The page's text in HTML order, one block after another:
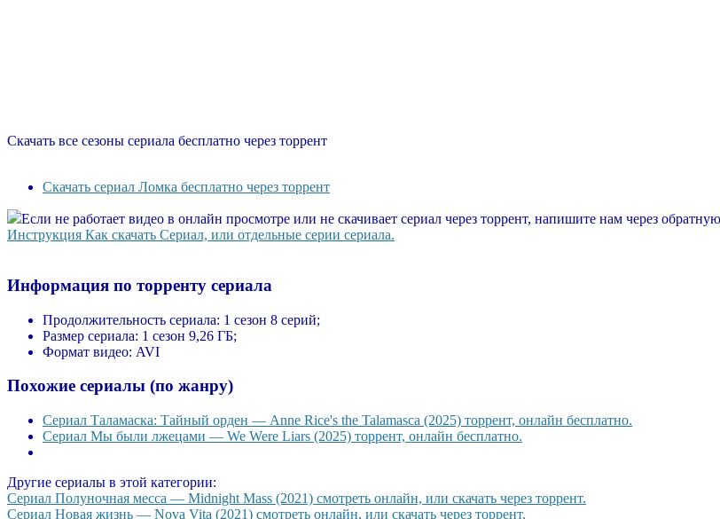
Скачать все сезоны сериала бесплатно через торрент
Скачать сериал Ломка бесплатно через торрент
Если не работает видео в онлайн просмотре или не скачивает сериал через торрент, напишите нам через
Инструкция Как скачать Сериал, или отдельные серии сериала.
Информация по торренту сериала
Продолжительность сериала: 1 сезон 8 серий;
Размер сериала: 1 сезон 9,26 ГБ;
Формат видео: AVI
Похожие сериалы (по жанру)
Сериал Таламаска: Тайный орден — Anne Rice's the Talamasca (2025) торрент, онлайн бесплатно.
Сериал Мы были лжецами — We Were Liars (2025) торрент, онлайн бесплатно.
Другие сериалы в этой категории:
Сериал Полуночная месса — Midnight Mass (2021) смотреть онлайн, или скачать через торрент.
Сериал Новая жизнь — Nova Vita (2021) смотреть онлайн, или скачать через торрент.